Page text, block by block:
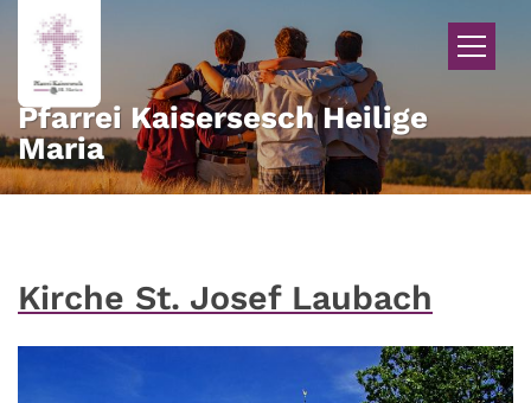
Zum Inhalt springen
Pfarrei Kaisersesch Heilige
Maria
Kirche St. Josef Laubach